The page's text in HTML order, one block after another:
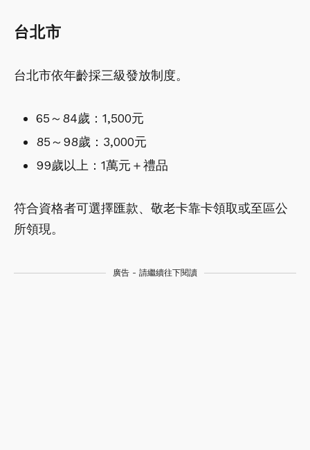
台北市
台北市依年齡採三級發放制度。
65～84歲：1,500元
85～98歲：3,000元
99歲以上：1萬元＋禮品
符合資格者可選擇匯款、敬老卡靠卡領取或至區公
所領現。
廣告 - 請繼續往下閱讀